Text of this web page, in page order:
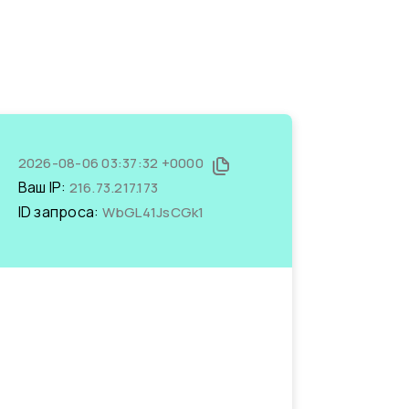
2026-08-06 03:37:32 +0000
Ваш IP: 216.73.217.173
ID запроса: WbGL41JsCGk1